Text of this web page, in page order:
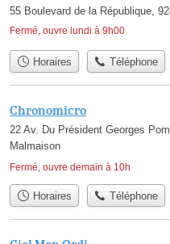
55 Boulevard de la République,
Fermé, ouvre lundi à 9h00
Horaires Téléphone
Chronomicro
22 Av. Du Président Georges
Malmaison
Fermé, ouvre demain à 10h
Horaires Téléphone